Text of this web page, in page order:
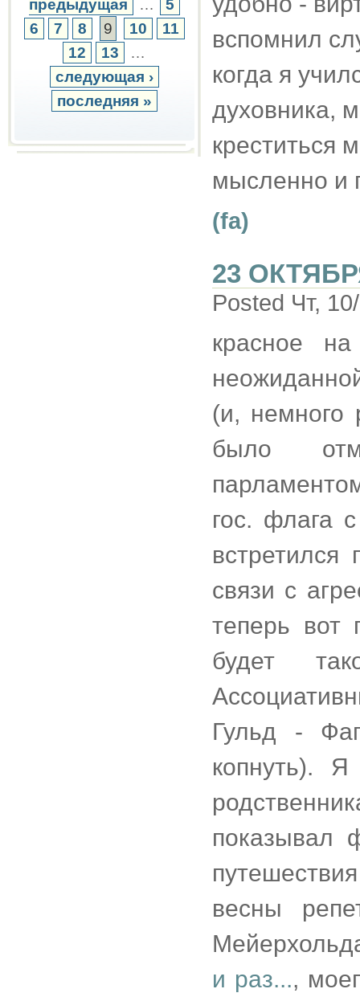
предыдущая …
5
6
7 8 9 10
11
12
13
…
следующая ›
последняя »
вспомнил
когда я
духовника,
креститься
мысленно и
(fa)
23
Posted Чт,
красное
(и, немного
было
гос. флага
встретился
связи с
теперь вот
будет
Гульд -
копнуть).
показывал
весны
и раз...,